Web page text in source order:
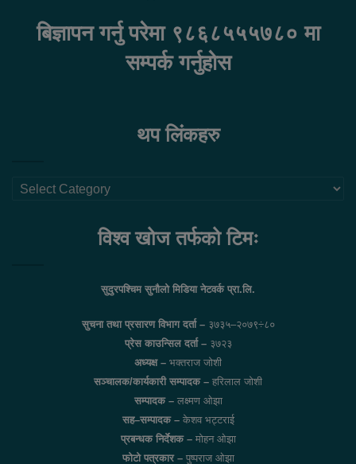
बिज्ञापन गर्नु परेमा ९८६८५५५७८० मा
सम्पर्क गर्नुहोस
थप लिंकहरु
थप
विश्व खोज तर्फको टिमः
सुदुरपश्चिम सुनौलो मिडिया नेटवर्क प्रा.लि.
सुचना तथा प्रसारण विभाग दर्ता – ३७३५–२०७९÷८०
प्रेस काउन्सिल दर्ता – ३७२३
अध्यक्ष – भक्तराज जोशी
सञ्चालक/कार्यकारी सम्पादक – हरिलाल जोशी
सम्पादक –लक्ष्मण ओझा
सह–सम्पादक –केशव भट्टराई
प्रबन्धक निर्देशक –मोहन ओझा
फोटो पत्रकार –पुष्पराज ओझा